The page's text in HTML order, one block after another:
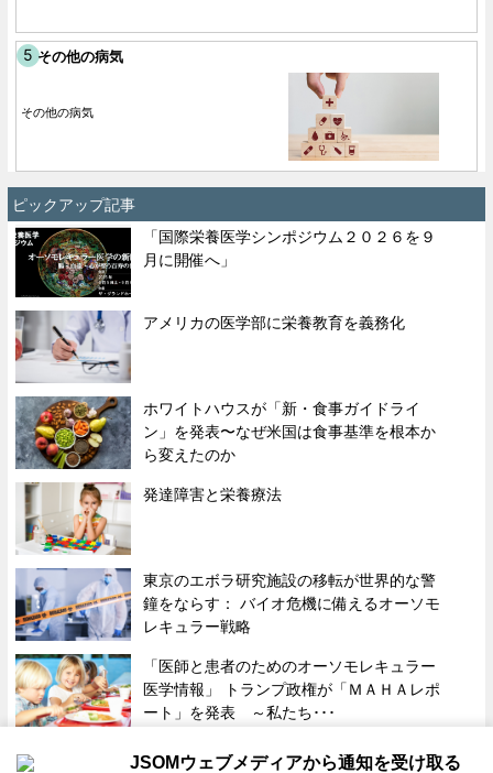
その他の病気
その他の病気
ピックアップ記事
「国際栄養医学シンポジウム２０２６を９
月に開催へ」
アメリカの医学部に栄養教育を義務化
ホワイトハウスが「新・食事ガイドライ
ン」を発表〜なぜ米国は食事基準を根本か
ら変えたのか
発達障害と栄養療法
東京のエボラ研究施設の移転が世界的な警
鐘をならす： バイオ危機に備えるオーソモ
レキュラー戦略
「医師と患者のためのオーソモレキュラー
医学情報」 トランプ政権が「ＭＡＨＡレポ
ート」を発表 ～私たち･･･
JSOMウェブメディアから通知を受け取る